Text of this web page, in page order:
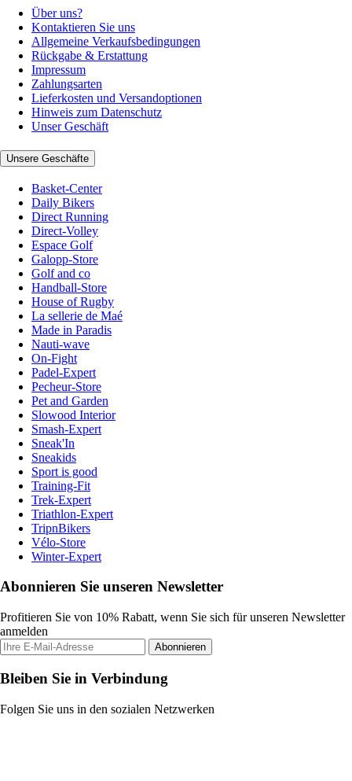
Über uns?
Kontaktieren Sie uns
Allgemeine Verkaufsbedingungen
Rückgabe & Erstattung
Impressum
Zahlungsarten
Lieferkosten und Versandoptionen
Hinweis zum Datenschutz
Unser Geschäft
Unsere Geschäfte
Basket-Center
Daily Bikers
Direct Running
Direct-Volley
Espace Golf
Galopp-Store
Golf and co
Handball-Store
House of Rugby
La sellerie de Maé
Made in Paradis
Nauti-wave
On-Fight
Padel-Expert
Pecheur-Store
Pet and Garden
Slowood Interior
Smash-Expert
Sneak'In
Sneakids
Sport is good
Training-Fit
Trek-Expert
Triathlon-Expert
TripnBikers
Vélo-Store
Winter-Expert
Abonnieren Sie unseren Newsletter
Profitieren Sie von 10% Rabatt, wenn Sie sich für unseren Newsletter
anmelden
Abonnieren
Bleiben Sie in Verbindung
Folgen Sie uns in den sozialen Netzwerken